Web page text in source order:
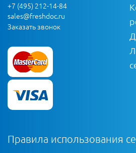
+7 (495) 212-14-84
sales@freshdoc.ru
Заказать звонок
Правила использования